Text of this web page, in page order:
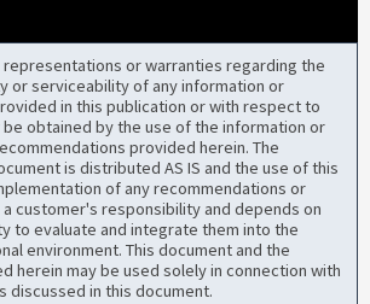
or warranties regarding the
or serviceability of any information or
in this publication or with respect to
obtained by the use of the information or
provided herein. The
is distributed AS IS and the use of this
of any recommendations or
customer's responsibility and depends on
to evaluate and integrate them into the
environment. This document and the
herein may be used solely in connection with
discussed in this document.